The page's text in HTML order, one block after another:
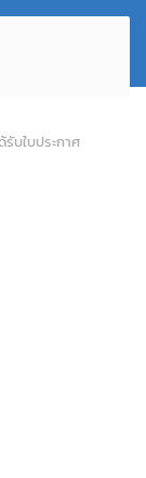
รับใบประกาศ